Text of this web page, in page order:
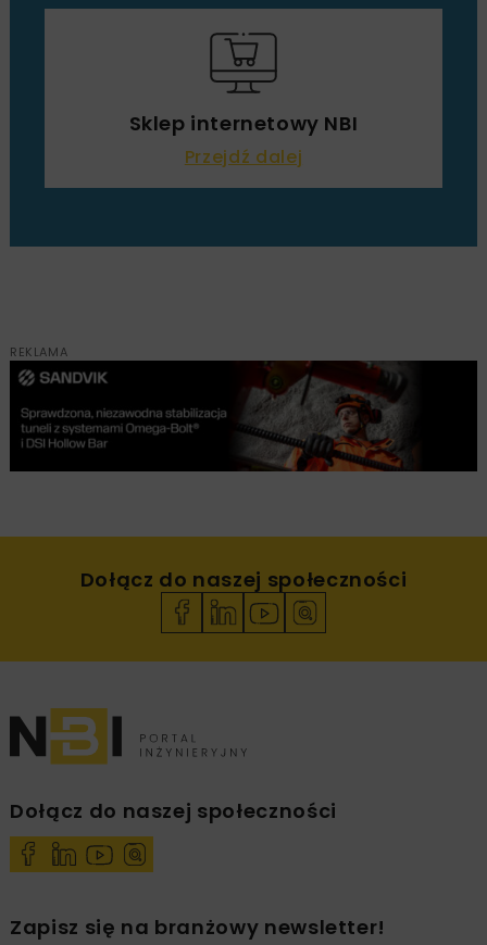
Sklep internetowy NBI
Przejdź dalej
REKLAMA
Dołącz do naszej społeczności
Dołącz do naszej społeczności
Zapisz się na branżowy newsletter!